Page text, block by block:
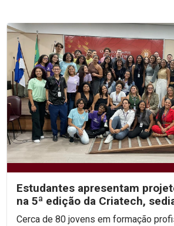
Estudantes apresentam
na 5ª edição da Criatech,
Cerca de 80 jovens em formação